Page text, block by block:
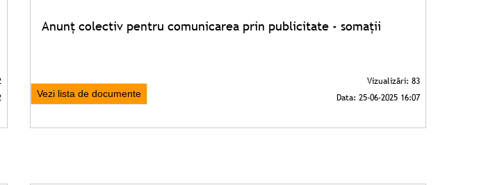
Anunț colectiv pentru comunicarea prin publicitate - somații
Vezi lista de documente